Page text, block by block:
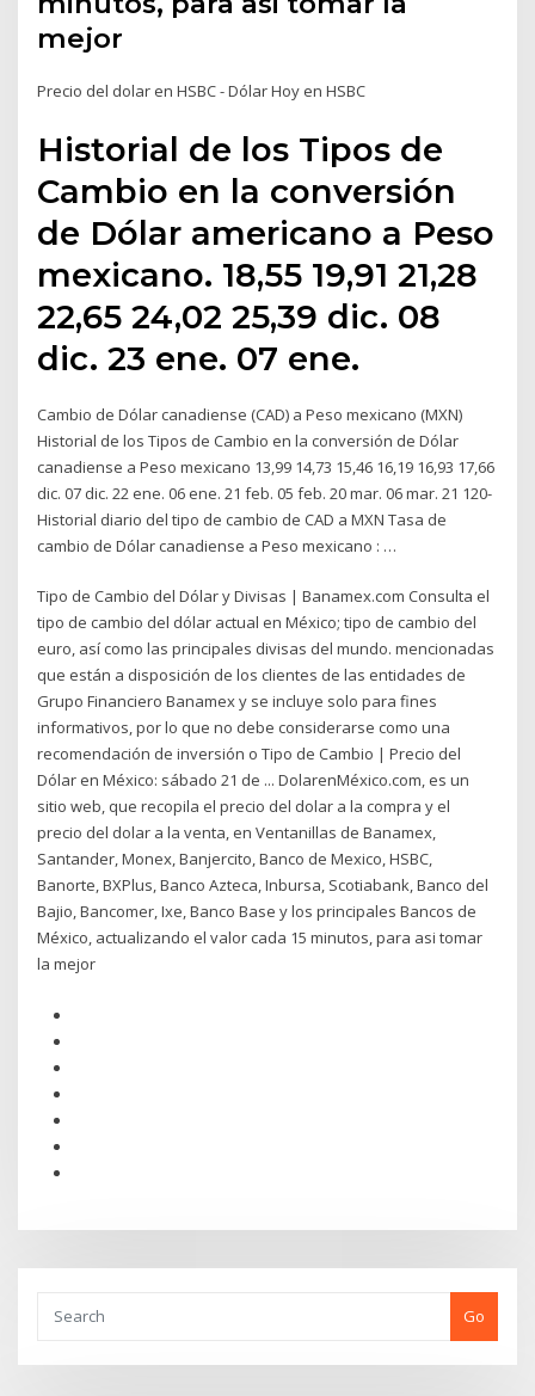
mejor
Precio del dolar en HSBC - Dólar Hoy en HSBC
Historial de los Tipos de
Cambio en la conversión
de Dólar americano a Peso
mexicano. 18,55 19,91 21,28
22,65 24,02 25,39 dic. 08
dic. 23 ene. 07 ene.
Cambio de Dólar canadiense (CAD) a Peso mexicano (MXN)
Historial de los Tipos de Cambio en la conversión de Dólar
canadiense a Peso mexicano 13,99 14,73 15,46 16,19 16,93 17,66
dic. 07 dic. 22 ene. 06 ene. 21 feb. 05 feb. 20 mar. 06 mar. 21 120-
Historial diario del tipo de cambio de CAD a MXN Tasa de
cambio de Dólar canadiense a Peso mexicano : …
Tipo de Cambio del Dólar y Divisas | Banamex.com Consulta el
tipo de cambio del dólar actual en México; tipo de cambio del
euro, así como las principales divisas del mundo. mencionadas
que están a disposición de los clientes de las entidades de
Grupo Financiero Banamex y se incluye solo para fines
informativos, por lo que no debe considerarse como una
recomendación de inversión o Tipo de Cambio | Precio del
Dólar en México: sábado 21 de ... DolarenMéxico.com, es un
sitio web, que recopila el precio del dolar a la compra y el
precio del dolar a la venta, en Ventanillas de Banamex,
Santander, Monex, Banjercito, Banco de Mexico, HSBC,
Banorte, BXPlus, Banco Azteca, Inbursa, Scotiabank, Banco del
Bajio, Bancomer, Ixe, Banco Base y los principales Bancos de
México, actualizando el valor cada 15 minutos, para asi tomar
la mejor
Go